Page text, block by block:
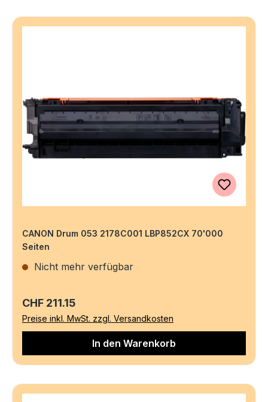
CANON Drum 053 2178C001 LBP852CX 70'000
Seiten
Nicht mehr verfügbar
Regulärer Preis:
CHF 211.15
Preise inkl. MwSt. zzgl. Versandkosten
In den Warenkorb